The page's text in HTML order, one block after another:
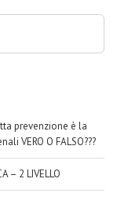
prevenzione è la
VERO O FALSO???
– 2 LIVELLO